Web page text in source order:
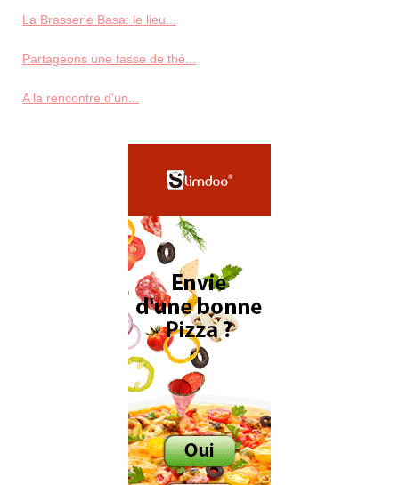
La Brasserie Basa: le lieu...
Partageons une tasse de thé...
A la rencontre d'un...